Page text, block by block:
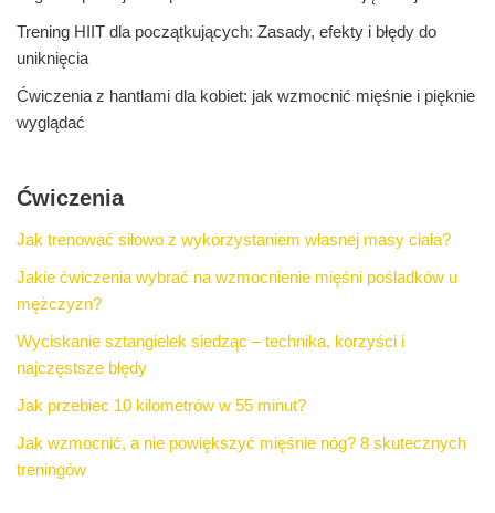
Trening HIIT dla początkujących: Zasady, efekty i błędy do
uniknięcia
Ćwiczenia z hantlami dla kobiet: jak wzmocnić mięśnie i pięknie
wyglądać
Ćwiczenia
Jak trenować siłowo z wykorzystaniem własnej masy ciała?
Jakie ćwiczenia wybrać na wzmocnienie mięśni pośladków u
mężczyzn?
Wyciskanie sztangielek siedząc – technika, korzyści i
najczęstsze błędy
Jak przebiec 10 kilometrów w 55 minut?
Jak wzmocnić, a nie powiększyć mięśnie nóg? 8 skutecznych
treningów